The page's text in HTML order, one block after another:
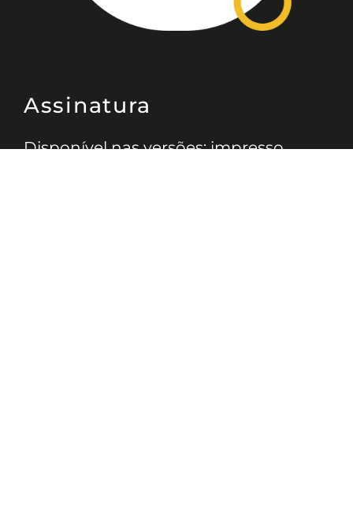
Assinatura
Disponível nas versões: impresso